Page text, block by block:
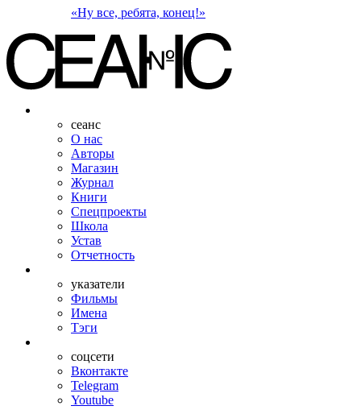
«Ну все, ребята, конец!»
сеанс
О нас
Авторы
Магазин
Журнал
Книги
Спецпроекты
Школа
Устав
Отчетность
указатели
Фильмы
Имена
Тэги
соцсети
Вконтакте
Telegram
Youtube